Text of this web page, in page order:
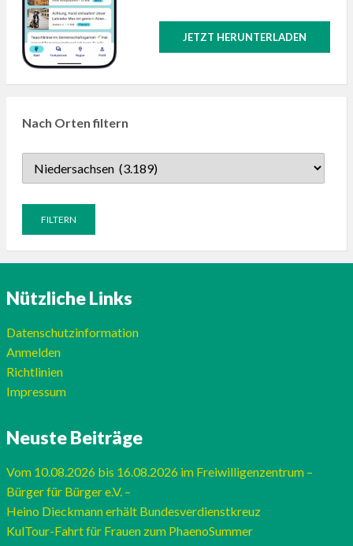
JETZT HERUNTERLADEN
Nach Orten filtern
Nützliche Links
Datenschutzinformation
Anmelden
Richtlinien
Impressum
Neuste Beiträge
Vom 10.08.2026 bis 16.08.2026 im Freiwilligenzentrum –
Bürger für Bürger e.V. –
Heino Dieckmann erhält Bundesverdienstkreuz
KulTour-Fahrt für Frauen zum PhaenoSummer